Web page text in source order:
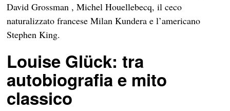
David Grossman , Michel Houellebecq, il ceco
naturalizzato francese Milan Kundera e l’americano
Stephen King.
Louise Glück: tra
autobiografia e mito
classico